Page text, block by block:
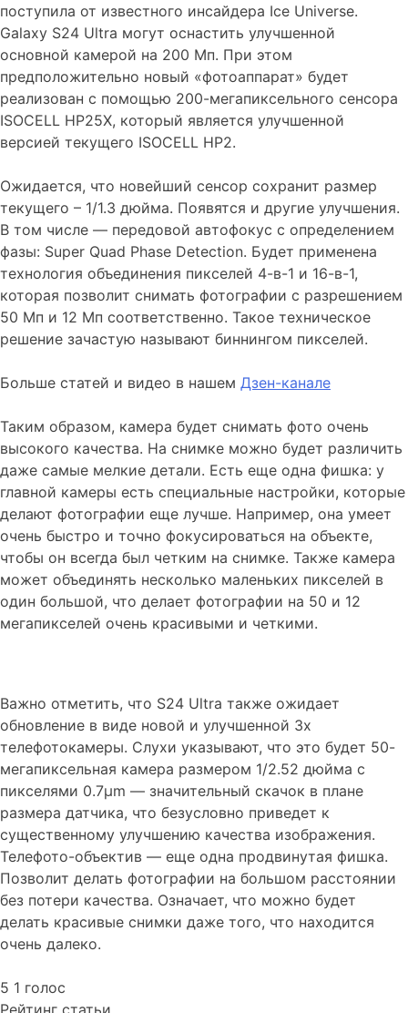
поступила от известного инсайдера Ice Universe.
Galaxy S24 Ultra могут оснастить улучшенной
основной камерой на 200 Мп. При этом
предположительно новый «фотоаппарат» будет
реализован с помощью 200-мегапиксельного сенсора
ISOCELL HP25X, который является улучшенной
версией текущего ISOCELL HP2.
Ожидается, что новейший сенсор сохранит размер
текущего – 1/1.3 дюйма. Появятся и другие улучшения.
В том числе — передовой автофокус с определением
фазы: Super Quad Phase Detection. Будет применена
технология объединения пикселей 4-в-1 и 16-в-1,
которая позволит снимать фотографии с разрешением
50 Мп и 12 Мп соответственно. Такое техническое
решение зачастую называют биннингом пикселей.
Больше статей и видео в нашем Дзен-канале
Таким образом, камера будет снимать фото очень
высокого качества. На снимке можно будет различить
даже самые мелкие детали. Есть еще одна фишка: у
главной камеры есть специальные настройки, которые
делают фотографии еще лучше. Например, она умеет
очень быстро и точно фокусироваться на объекте,
чтобы он всегда был четким на снимке. Также камера
может объединять несколько маленьких пикселей в
один большой, что делает фотографии на 50 и 12
мегапикселей очень красивыми и четкими.
Важно отметить, что S24 Ultra также ожидает
обновление в виде новой и улучшенной 3x
телефотокамеры. Слухи указывают, что это будет 50-
мегапиксельная камера размером 1/2.52 дюйма с
пикселями 0.7µm — значительный скачок в плане
размера датчика, что безусловно приведет к
существенному улучшению качества изображения.
Телефото-объектив — еще одна продвинутая фишка.
Позволит делать фотографии на большом расстоянии
без потери качества. Означает, что можно будет
делать красивые снимки даже того, что находится
очень далеко.
5 1 голос